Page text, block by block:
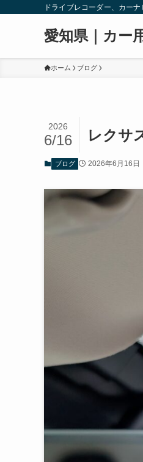
ドライブレコーダー、カー
愛知県｜カー
ホーム ブログ
レクサ
2026
6/16
ブログ 2026年6月16日